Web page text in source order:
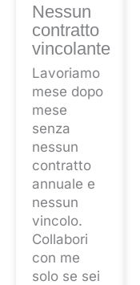
Nessun
contratto
vincolante
Lavoriamo
mese dopo
mese
senza
nessun
contratto
annuale e
nessun
vincolo.
Collabori
con me
solo se sei